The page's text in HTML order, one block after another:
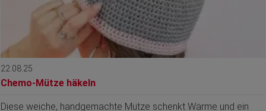
22.08.25
Chemo-Mütze häkeln
Diese weiche, handgemachte Mütze schenkt Wärme und ein